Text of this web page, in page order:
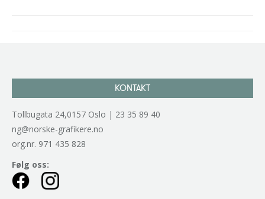
KONTAKT
Tollbugata 24,0157 Oslo | 23 35 89 40
ng@norske-grafikere.no
org.nr. 971 435 828
Følg oss: